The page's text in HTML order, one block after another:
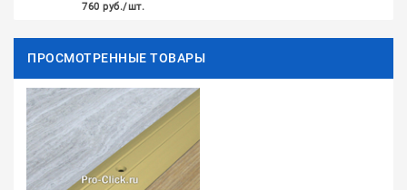
760 руб./шт.
ПРОСМОТРЕННЫЕ ТОВАРЫ